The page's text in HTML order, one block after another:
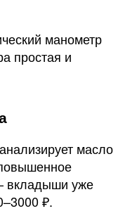
манометр
простая и
масло
вкладыши уже
₽.